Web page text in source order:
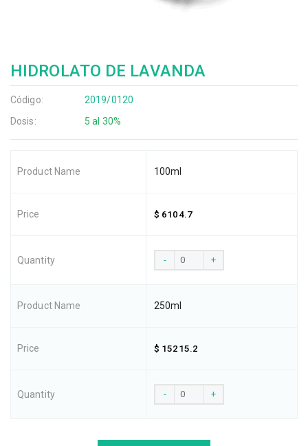
HIDROLATO DE LAVANDA
Código:
2019/0120
Dosis:
5 al 30%
100ml
$ 6104.7
- +
250ml
$ 15215.2
- +